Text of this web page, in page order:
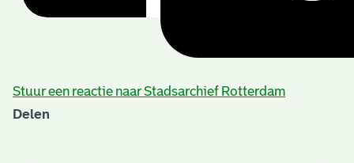
Stuur een reactie naar Stadsarchief Rotterdam
Delen